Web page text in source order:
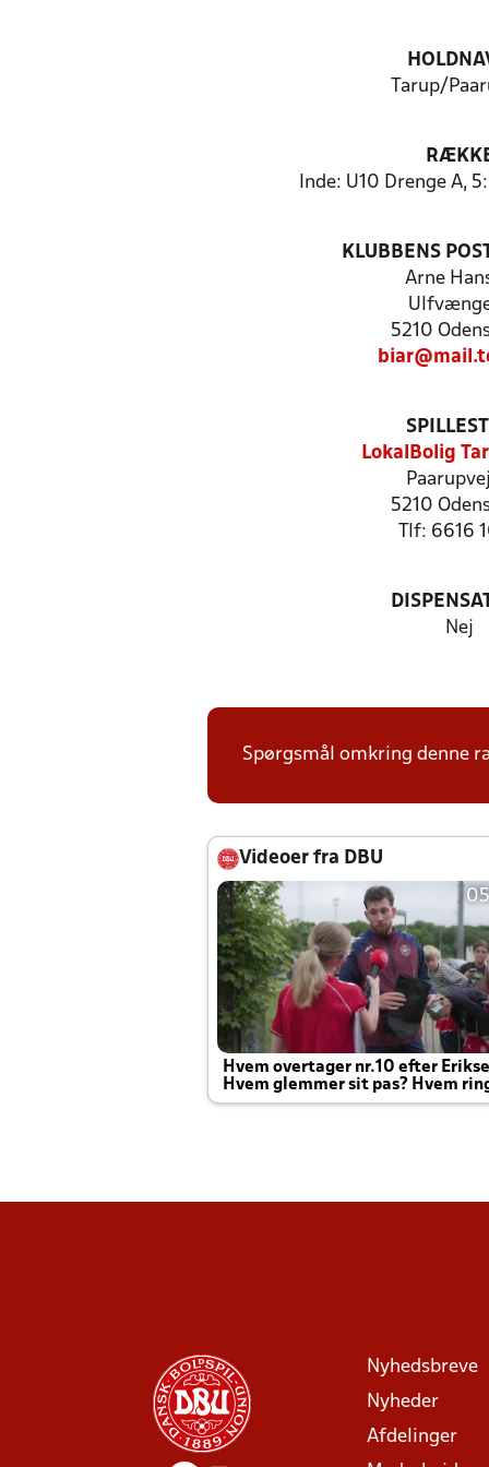
Tarup/
Inde: U10 Drenge A,
KLUBBENS
Arne
5210
LokalBolig
5210
Tlf: 6616
Nej
Spørgsmål omkring denne
Videoer fra DBU
Hvem overtager nr.10 efter
Hvem glemmer sit pas? Hvem
Joachim altid til efter kampe?
Nyhedsbreve
Nyheder
Afdelinger